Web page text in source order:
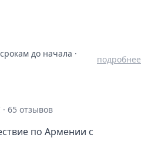
до начала ·
подробнее
65 отзывов
по Армении с